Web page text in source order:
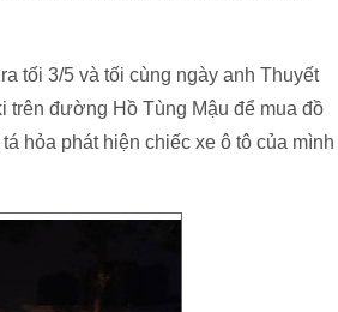
tối 3/5 và tối cùng ngày anh Thuyết
trên đường Hồ Tùng Mậu để mua đồ
hỏa phát hiện chiếc xe ô tô của mình